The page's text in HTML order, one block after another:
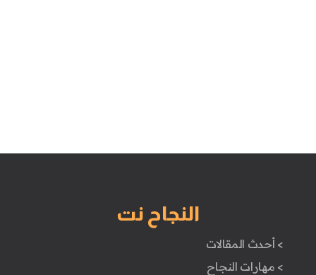
النجاح نت
> أحدث المقالات
> مهارات النجاح